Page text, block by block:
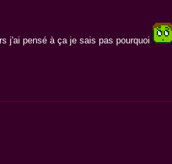
j'ai pensé à ça je sais pas pourquoi